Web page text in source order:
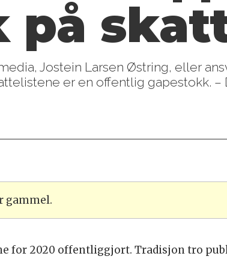
Jostein Larsen Østring, eller
er en offentlig gapestokk.
gammel.
for 2020 offentliggjort. Tradisjon tro